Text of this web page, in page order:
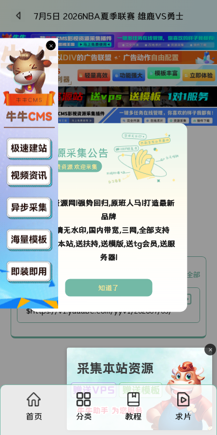
7月5日 2026NBA夏季联赛 雄鹿VS勇士
更新国语
导演：未知
年代： 2026
大陆
语言：国语
更新时间：
剧情简介：
okm3u8【okm3u8】 复制全部
国语
$https://v1.yaaabc.com/yyv1/202607/05/HVTAfGZ9GB27/video/index.m3u8
首页 分类 教程 求片
资源采集公告
免费资源 欢迎采集
ok资源网!强势回归,原班人马!打造最新
品牌
高清无水印,国内带宽,三网,全部支持
采集本站,送扶持,送模版,送tg会员,送服
务器!
知道了
×
×